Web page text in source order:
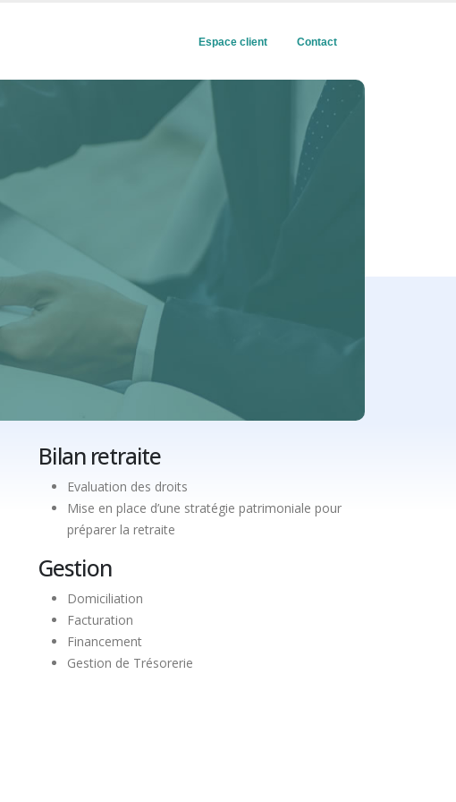
Espace client Contact
Bilan retraite
Evaluation des droits
Mise en place d’une stratégie patrimoniale pour
préparer la retraite
Gestion
Domiciliation
Facturation
Financement
Gestion de Trésorerie